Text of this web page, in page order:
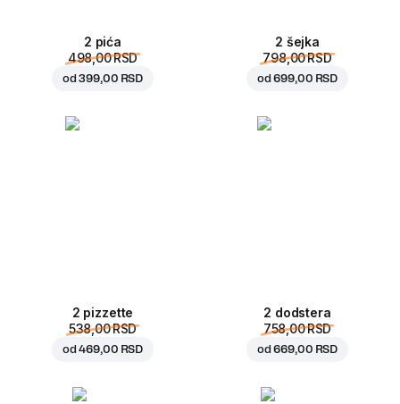
2 pića
498,00 RSD
od399,00 RSD
2 šejka
798,00 RSD
od699,00 RSD
2 pizzette
538,00 RSD
od469,00 RSD
2 dodstera
758,00 RSD
od669,00 RSD